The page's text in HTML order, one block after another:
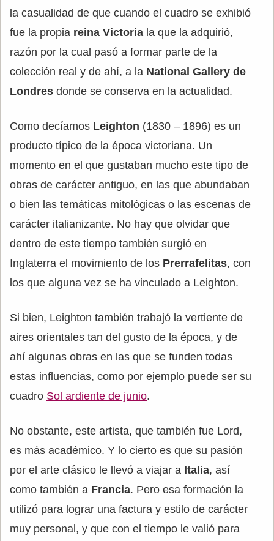
la casualidad de que cuando el cuadro se exhibió
fue la propia reina Victoria la que la adquirió,
razón por la cual pasó a formar parte de la
colección real y de ahí, a la National Gallery de
Londres donde se conserva en la actualidad.
Como decíamos Leighton (1830 – 1896) es un
producto típico de la época victoriana. Un
momento en el que gustaban mucho este tipo de
obras de carácter antiguo, en las que abundaban
o bien las temáticas mitológicas o las escenas de
carácter italianizante. No hay que olvidar que
dentro de este tiempo también surgió en
Inglaterra el movimiento de los Prerrafelitas, con
los que alguna vez se ha vinculado a Leighton.
Si bien, Leighton también trabajó la vertiente de
aires orientales tan del gusto de la época, y de
ahí algunas obras en las que se funden todas
estas influencias, como por ejemplo puede ser su
cuadro Sol ardiente de junio.
No obstante, este artista, que también fue Lord,
es más académico. Y lo cierto es que su pasión
por el arte clásico le llevó a viajar a Italia, así
como también a Francia. Pero esa formación la
utilizó para lograr una factura y estilo de carácter
muy personal, y que con el tiempo le valió para